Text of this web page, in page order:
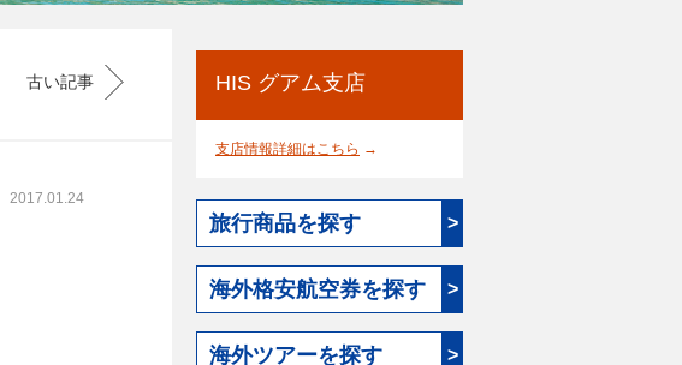
古い記事
2017.01.24
HIS グアム支店
支店情報詳細はこちら →
旅行商品を探す >
海外格安航空券を探す >
海外ツアーを探す >